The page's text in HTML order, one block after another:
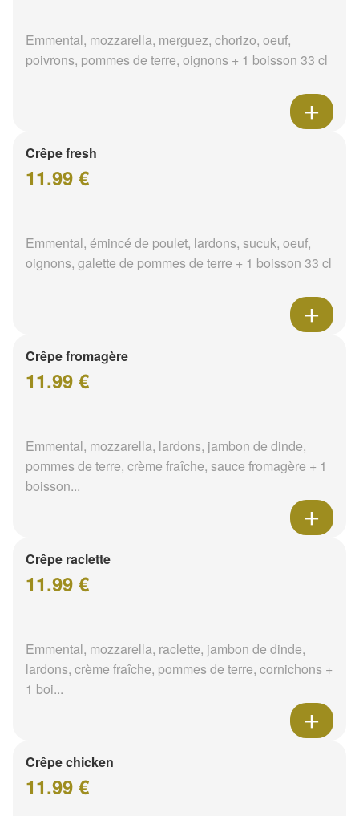
Emmental, mozzarella, merguez, chorizo, oeuf,
poivrons, pommes de terre, oignons + 1 boisson 33 cl
Crêpe fresh
11.99 €
Emmental, émincé de poulet, lardons, sucuk, oeuf,
oignons, galette de pommes de terre + 1 boisson 33 cl
Crêpe fromagère
11.99 €
Emmental, mozzarella, lardons, jambon de dinde,
pommes de terre, crème fraîche, sauce fromagère + 1
boisson...
Crêpe raclette
11.99 €
Emmental, mozzarella, raclette, jambon de dinde,
lardons, crème fraîche, pommes de terre, cornichons +
1 boi...
Crêpe chicken
11.99 €